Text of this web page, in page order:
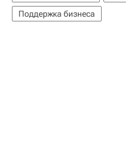
Поддержка бизнеса